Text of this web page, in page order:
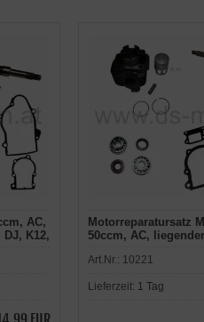
AC,
K12,
Free
Motorreparatursatz
50ccm, AC,
CPI Motor Euro 1,
Art.Nr.: 10221
Lieferzeit: 1 Tag